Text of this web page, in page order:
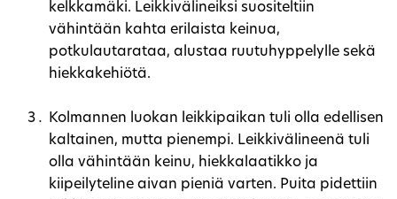
kelkkamäki. Leikkivälineiksi suositeltiin
vähintään kahta erilaista keinua,
potkulautarataa, alustaa ruutuhyppelylle sekä
hiekkakehiötä.
Kolmannen luokan leikkipaikan tuli olla edellisen
kaltainen, mutta pienempi. Leikkivälineenä tuli
olla vähintään keinu, hiekkalaatikko ja
kiipeilyteline aivan pieniä varten. Puita pidettiin